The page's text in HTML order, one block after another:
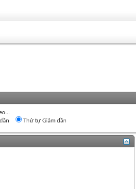
Thứ tự Giảm dần